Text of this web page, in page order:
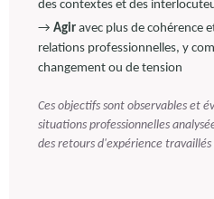
des contextes et des
→ Agir avec plus de cohérence
relations professionnelles, y
changement ou de tension
Ces objectifs sont observables et
situations professionnelles
des retours d'expérience